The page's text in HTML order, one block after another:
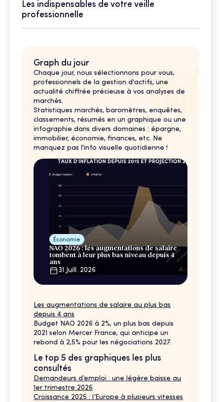
Les indispensables de votre veille
professionnelle
Graph du jour
Chaque jour, nous sélectionnons pour vous,
professionnels de la gestion d'actifs, une
actualité chiffrée précieuse à vos analyses de
marchés.
Statistiques marchés, baromètres, enquêtes,
classements, résumés en un graphique ou une
infographie dans divers domaines : épargne,
immobilier, économie, finances, etc. Ne
manquez pas l'info visuelle quotidienne !
Économie
NAO 2026 : les augmentations de salaire
tombent à leur plus bas niveau depuis 4
ans
31 Juill. 2026
Les augmentations de salaire au plus bas
depuis 4 ans
Budget NAO 2026 à 2%, un plus bas depuis
2021 selon Mercer France, qui anticipe un
rebond à 2,5% pour les négociations 2027.
Le top 5 des graphiques les plus
consultés
Demandeurs d’emploi : une légère baisse au
1er trimestre 2026
Croissance 2025 : l’Europe à plusieurs vitesses